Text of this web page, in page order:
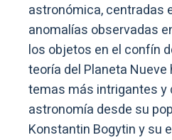
astronómica, centradas
anomalías observadas
los objetos en el confín
teoría del Planeta Nueve
temas más intrigantes y
astronomía desde su
Konstantin Bogytin y su